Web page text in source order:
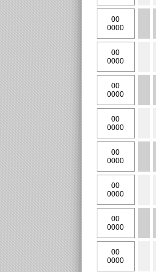
00
0000
00
0000
00
0000
00
0000
00
0000
00
0000
00
0000
00
0000